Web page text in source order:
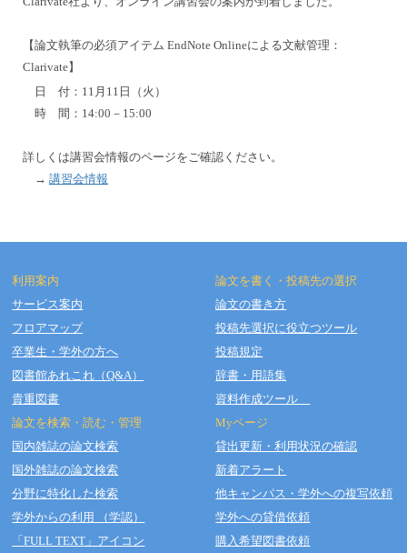
【論文執筆の必須アイテム EndNote Onlineによる文献管理：
Clarivate】
日 付：11月11日（火）
時 間：14:00－15:00
詳しくは講習会情報のページをご確認ください。
→ 講習会情報
利用案内
サービス案内
フロアマップ
卒業生・学外の方へ
図書館あれこれ（Q&A）
貴重図書
論文を検索・読む・管理
国内雑誌の論文検索
国外雑誌の論文検索
分野に特化した検索
学外からの利用 （学認）
「FULL TEXT」アイコン
論文を書く・投稿先の選択
論文の書き方
投稿先選択に役立つツール
投稿規定
辞書・用語集
資料作成ツール
Myページ
貸出更新・利用状況の確認
新着アラート
他キャンパス・学外への複写依頼
学外への貸借依頼
購入希望図書依頼
Copyright © OSAKA DENTAL UNIVERSITY LIBRARY All Rights Reserved.